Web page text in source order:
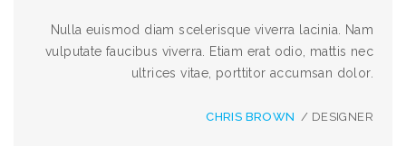
Nulla euismod diam scelerisque viverra lacinia. Nam
vulputate faucibus viverra. Etiam erat odio, mattis nec
ultrices vitae, porttitor accumsan dolor.
CHRIS BROWN / DESIGNER